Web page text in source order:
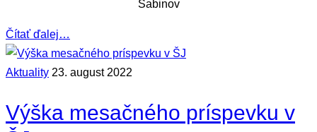
Sabinov
Čítať ďalej…
Aktuality 23. august 2022
Výška mesačného príspevku v